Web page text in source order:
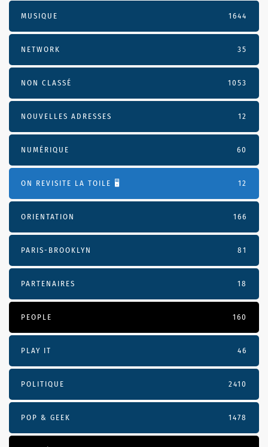
MUSIQUE 1644
NETWORK 35
NON CLASSÉ 1053
NOUVELLES ADRESSES 12
NUMÉRIQUE 60
ON REVISITE LA TOILE 🖥️ 12
ORIENTATION 166
PARIS-BROOKLYN 81
PARTENAIRES 18
PEOPLE 160
PLAY IT 46
POLITIQUE 2410
POP & GEEK 1478